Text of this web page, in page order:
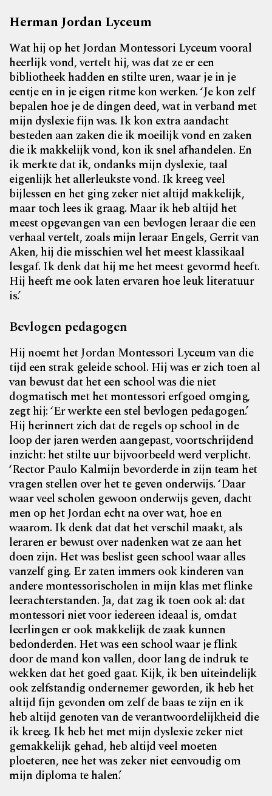
Herman Jordan Lyceum
Wat hij op het Jordan Montessori Lyceum vooral
heerlijk vond, vertelt hij, was dat ze er een
bibliotheek hadden en stilte uren, waar je in je
eentje en in je eigen ritme kon werken. ‘Je kon zelf
bepalen hoe je de dingen deed, wat in verband met
mijn dyslexie fijn was. Ik kon extra aandacht
besteden aan zaken die ik moeilijk vond en zaken
die ik makkelijk vond, kon ik snel afhandelen. En
ik merkte dat ik, ondanks mijn dyslexie, taal
eigenlijk het allerleukste vond. Ik kreeg veel
bijlessen en het ging zeker niet altijd makkelijk,
maar toch lees ik graag. Maar ik heb altijd het
meest opgevangen van een bevlogen leraar die een
verhaal vertelt, zoals mijn leraar Engels, Gerrit van
Aken, hij die misschien wel het meest klassikaal
lesgaf. Ik denk dat hij me het meest gevormd heeft.
Hij heeft me ook laten ervaren hoe leuk literatuur
is.’
Bevlogen pedagogen
Hij noemt het Jordan Montessori Lyceum van die
tijd een strak geleide school. Hij was er zich toen al
van bewust dat het een school was die niet
dogmatisch met het montessori erfgoed omging,
zegt hij: ‘Er werkte een stel bevlogen pedagogen.’
Hij herinnert zich dat de regels op school in de
loop der jaren werden aangepast, voortschrijdend
inzicht: het stilte uur bijvoorbeeld werd verplicht.
‘Rector Paulo Kalmijn bevorderde in zijn team het
vragen stellen over het te geven onderwijs. ‘Daar
waar veel scholen gewoon onderwijs geven, dacht
men op het Jordan echt na over wat, hoe en
waarom. Ik denk dat dat het verschil maakt, als
leraren er bewust over nadenken wat ze aan het
doen zijn. Het was beslist geen school waar alles
vanzelf ging. Er zaten immers ook kinderen van
andere montessorischolen in mijn klas met flinke
leerachterstanden. Ja, dat zag ik toen ook al: dat
montessori niet voor iedereen ideaal is, omdat
leerlingen er ook makkelijk de zaak kunnen
bedonderden. Het was een school waar je flink
door de mand kon vallen, door lang de indruk te
wekken dat het goed gaat. Kijk, ik ben uiteindelijk
ook zelfstandig ondernemer geworden, ik heb het
altijd fijn gevonden om zelf de baas te zijn en ik
heb altijd genoten van de verantwoordelijkheid die
ik kreeg. Ik heb het met mijn dyslexie zeker niet
gemakkelijk gehad, heb altijd veel moeten
ploeteren, nee het was zeker niet eenvoudig om
mijn diploma te halen.’